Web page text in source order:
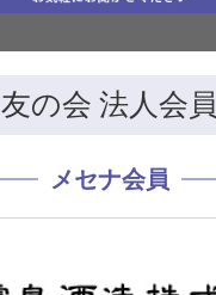
友の会 法人会員
メセナ会員